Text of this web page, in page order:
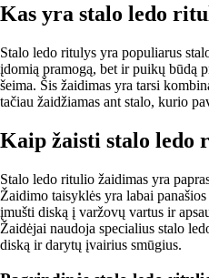
Kas yra stalo ledo
Stalo ledo ritulys yra populiarus
įdomią pramogą, bet ir puikų būdą
šeima. Šis žaidimas yra tarsi
tačiau žaidžiamas ant stalo, kurio
Kaip žaisti stalo ledo
Stalo ledo ritulio žaidimas yra
Žaidimo taisyklės yra labai
įmušti diską į varžovų vartus ir
Žaidėjai naudoja specialius stalo
diską ir darytų įvairius smūgius.